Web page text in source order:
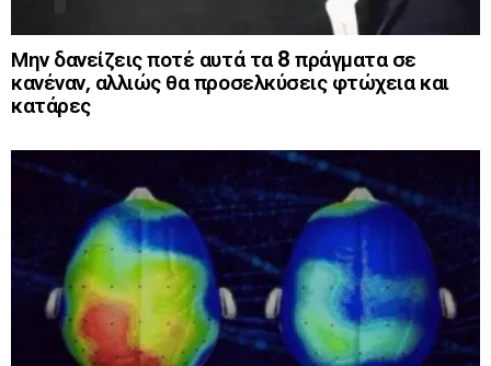
Μην δανείζεις ποτέ αυτά τα 8 πράγματα σε
κανέναν, αλλιώς θα προσελκύσεις φτώχεια και
κατάρες